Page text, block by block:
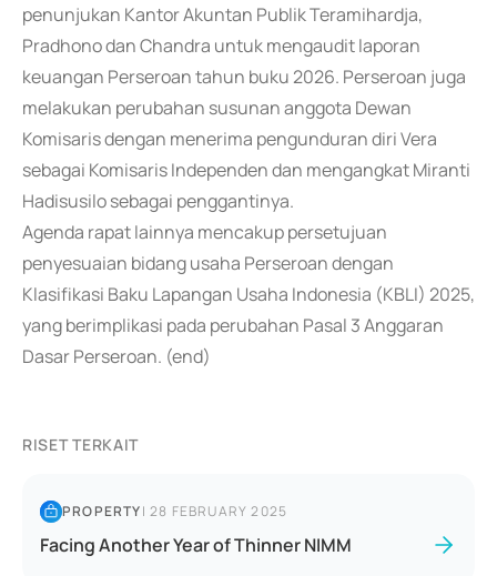
penunjukan Kantor Akuntan Publik Teramihardja,
Pradhono dan Chandra untuk mengaudit laporan
keuangan Perseroan tahun buku 2026. Perseroan juga
melakukan perubahan susunan anggota Dewan
Komisaris dengan menerima pengunduran diri Vera
sebagai Komisaris Independen dan mengangkat Miranti
Hadisusilo sebagai penggantinya.
Agenda rapat lainnya mencakup persetujuan
penyesuaian bidang usaha Perseroan dengan
Klasifikasi Baku Lapangan Usaha Indonesia (KBLI) 2025,
yang berimplikasi pada perubahan Pasal 3 Anggaran
Dasar Perseroan. (end)
RISET TERKAIT
PROPERTY|28 FEBRUARY 2025
Facing Another Year of Thinner NIMM